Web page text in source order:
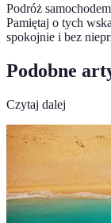
Podróż
Pamiętaj o tych
spokojnie i bez
Podobne
Czytaj dalej